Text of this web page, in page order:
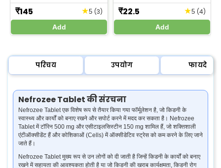
₹145 ★5 (3)
Add
₹22.5 ★5 (4)
Add
परिचय उपयोग फायदे
Nefrozee Tablet की संरचना
Nefrozee Tablet एक विशेष रूप से तैयार किया गया फॉर्मूलेशन है, जो किडनी के
स्वास्थ्य और कार्यों को बनाए रखने और सपोर्ट करने में मदद कर सकता है। Nefrozee
Tablet में टॉरिन 500 mg और एसीटाइलसिस्टीन 150 mg शामिल हैं, जो शक्तिशाली
एंटीऑक्सीडेंट हैं और कोशिकाओं (Cells) में ऑक्सीडेटिव स्ट्रेस को कम करने के लिए जाने
जाते हैं।
Nefrozee Tablet मुख्य रूप से उन लोगों को दी जाती है जिन्हें किडनी के कार्यों को बनाए
रखने में सहायता की आवश्यकता होती है या जो किडनी की खराब कार्यक्षमता, किडनी रोग